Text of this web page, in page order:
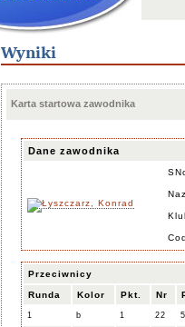
Wyniki
Karta startowa zawodnika
Dane zawodnika
Przeciwnicy
Runda Kolor Pkt. Nr
1 b 1 22